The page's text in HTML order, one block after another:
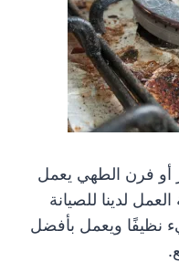
أو فرن الطهي يعمل
لدينا للصيانة
نظيفًا ويعمل بأفضل